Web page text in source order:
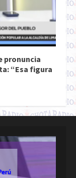
pronuncia
“Esa figura